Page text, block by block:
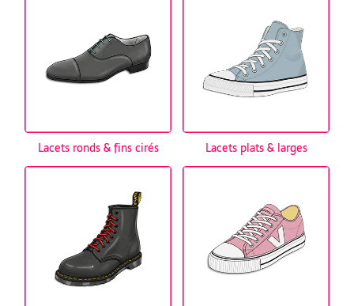
Lacets ronds & fins cirés Lacets plats & larges